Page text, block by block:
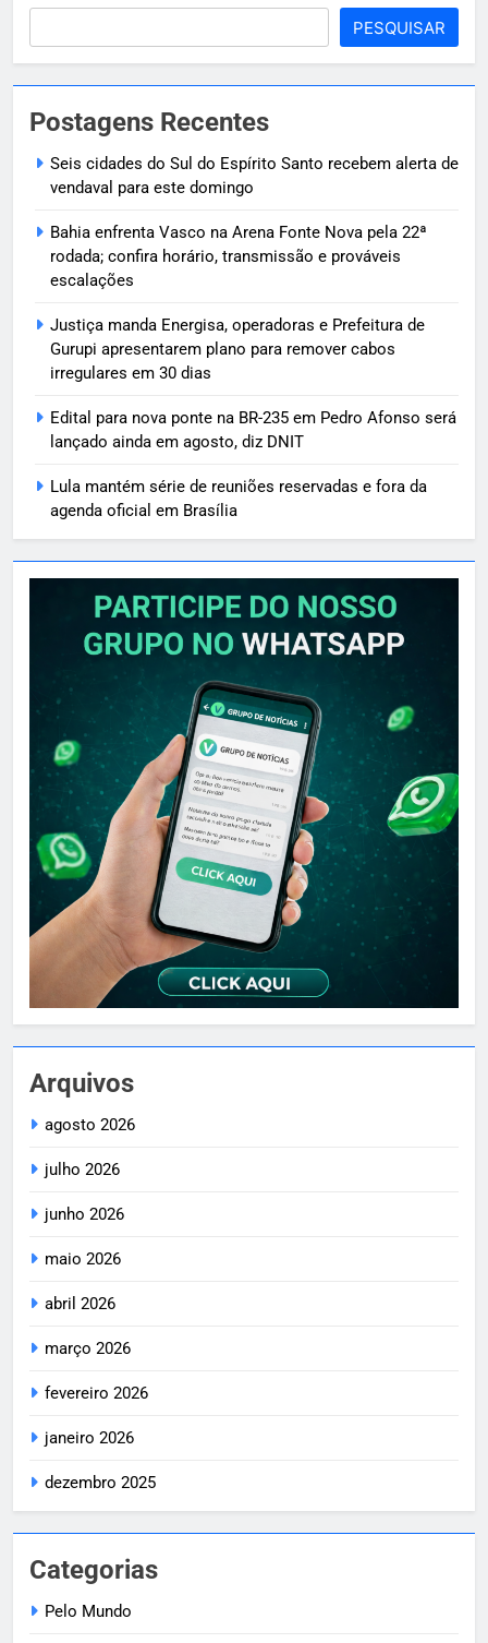
PESQUISAR
Postagens Recentes
Seis cidades do Sul do Espírito Santo recebem alerta de
vendaval para este domingo
Bahia enfrenta Vasco na Arena Fonte Nova pela 22ª
rodada; confira horário, transmissão e prováveis
escalações
Justiça manda Energisa, operadoras e Prefeitura de
Gurupi apresentarem plano para remover cabos
irregulares em 30 dias
Edital para nova ponte na BR-235 em Pedro Afonso será
lançado ainda em agosto, diz DNIT
Lula mantém série de reuniões reservadas e fora da
agenda oficial em Brasília
Arquivos
agosto 2026
julho 2026
junho 2026
maio 2026
abril 2026
março 2026
fevereiro 2026
janeiro 2026
dezembro 2025
Categorias
Pelo Mundo